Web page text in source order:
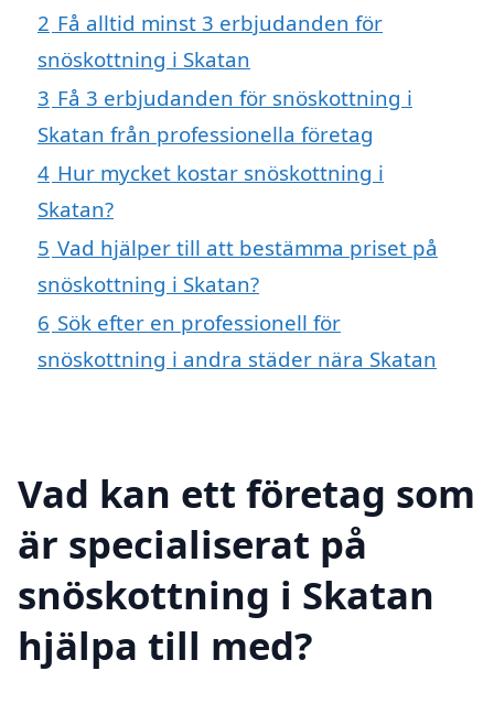
2 Få alltid minst 3 erbjudanden för
snöskottning i Skatan
3 Få 3 erbjudanden för snöskottning i
Skatan från professionella företag
4 Hur mycket kostar snöskottning i
Skatan?
5 Vad hjälper till att bestämma priset på
snöskottning i Skatan?
6 Sök efter en professionell för
snöskottning i andra städer nära Skatan
Vad kan ett företag som
är specialiserat på
snöskottning i Skatan
hjälpa till med?